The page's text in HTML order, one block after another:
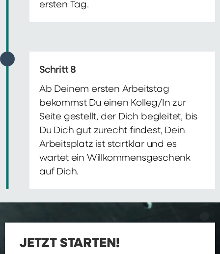
ersten Tag.
Schritt 8
Ab Deinem ersten Arbeitstag
bekommst Du einen Kolleg/In zur
Seite gestellt, der Dich begleitet, bis
Du Dich gut zurecht findest, Dein
Arbeitsplatz ist startklar und es
wartet ein Willkommensgeschenk
auf Dich.
JETZT STARTEN!